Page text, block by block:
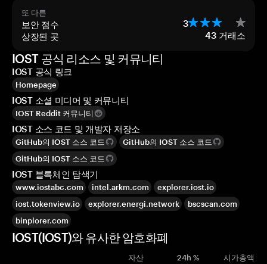
또 다른
보안 점수 3
상장된 곳 43 거래소
IOST 공식 리소스 및 커뮤니티
IOST 공식 링크
Homepage
IOST 소셜 미디어 및 커뮤니티
IOST Reddit 커뮤니티
IOST 소스 코드 및 개발자 저장소
GitHub의 IOST 소스 코드
GitHub의 IOST 소스 코드
GitHub의 IOST 소스 코드
IOST 블록체인 탐색기
www.iostabc.com intel.arkm.com
explorer.iost.io
iost.tokenview.io
explorer.energi.network
bscscan.com
binplorer.com
IOST(IOST)와 유사한 암호화폐
자산 24h % 시가총액